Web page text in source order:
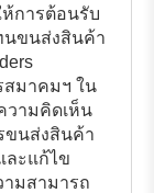
การต้อนรับ
นขนส่งสินค้า
สมาคมฯ ใน
วามคิดเห็น
ขนส่งสินค้า
ละแก้ไข
มสามารถ